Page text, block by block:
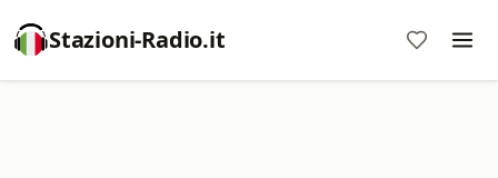
Stazioni-Radio.it